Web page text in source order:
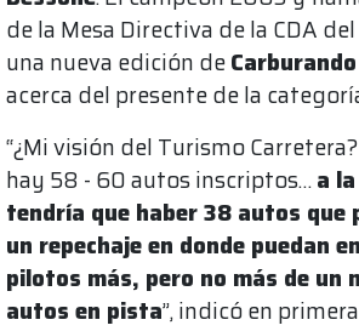
de la Mesa Directiva de la CDA
una nueva edición de
acerca del presente de la
“¿Mi visión del Turismo
hay 58 - 60 autos inscriptos…a
tendría que haber 38 autos que
un repechaje en donde puedan
pilotos más, pero no más de un
autos en pista”, indicó en